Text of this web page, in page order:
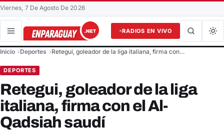
Viernes, 7 De Agosto De 2026
RADIOS EN VIVO
Buscar en el sitio
Inicio Deportes Retegui, goleador de la liga italiana, firma con…
DEPORTES
Retegui, goleador de la liga
italiana, firma con el Al-
Qadsiah saudí